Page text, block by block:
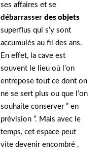
ses affaires et se
débarrasser des objets
superflus qui s’y sont
accumulés au fil des ans.
En effet, la cave est
souvent le lieu où l’on
entrepose tout ce dont on
ne se sert plus ou que l’on
souhaite conserver ” en
prévision “. Mais avec le
temps, cet espace peut
vite devenir encombré ,